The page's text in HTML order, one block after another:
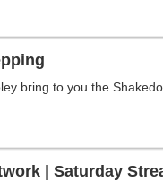
bring to you the
| Saturday